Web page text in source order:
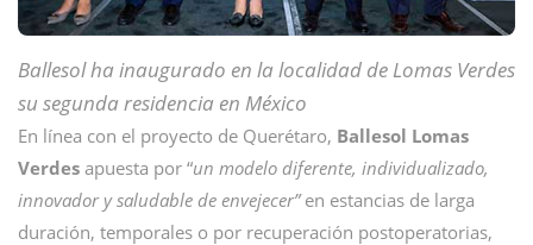
Ballesol ha inaugurado en la localidad de Lomas Verdes
su segunda residencia en México
En línea con el proyecto de Querétaro, Ballesol Lomas
Verdes apuesta por “un modelo diferente, individualizado,
innovador y saludable de envejecer”en estancias de larga
duración, temporales o por recuperación postoperatorias,